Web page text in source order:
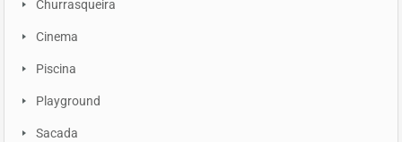
Churrasqueira
Cinema
Piscina
Playground
Sacada